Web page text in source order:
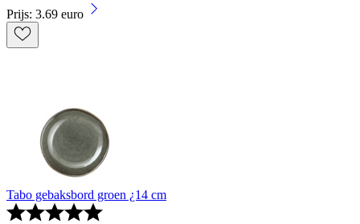
Prijs: 3.69 euro
Tabo gebaksbord groen ¿14 cm